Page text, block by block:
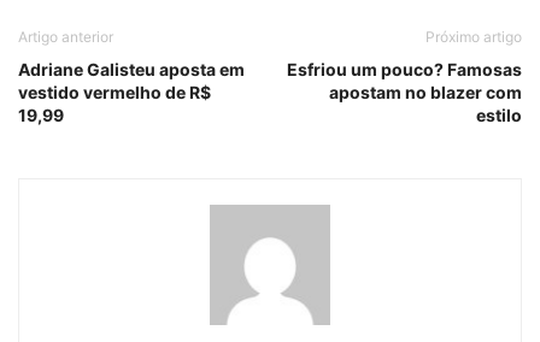
Artigo anterior
Adriane Galisteu aposta em
vestido vermelho de R$
19,99
Próximo artigo
Esfriou um pouco? Famosas
apostam no blazer com
estilo